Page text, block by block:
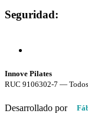
Seguridad:
Innove Pilates
RUC 9106302-7 — Todos
Desarrollado por